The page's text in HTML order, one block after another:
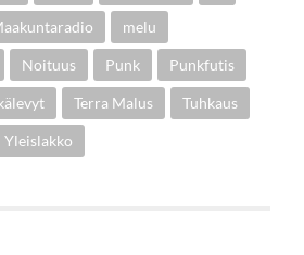
melu
Noituus Punk Punkfutis
Terra Malus Tuhkaus
Yleislakko